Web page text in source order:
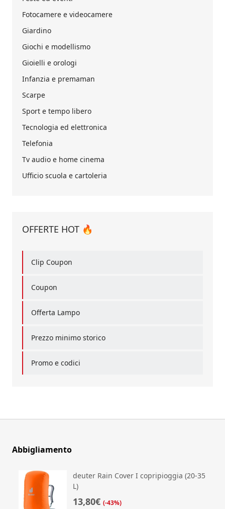
Fotocamere e videocamere
Giardino
Giochi e modellismo
Gioielli e orologi
Infanzia e premaman
Scarpe
Sport e tempo libero
Tecnologia ed elettronica
Telefonia
Tv audio e home cinema
Ufficio scuola e cartoleria
OFFERTE HOT 🔥
Clip Coupon
Coupon
Offerta Lampo
Prezzo minimo storico
Promo e codici
Abbigliamento
deuter Rain Cover I copripioggia (20-35
L)
13,80€ (-43%)